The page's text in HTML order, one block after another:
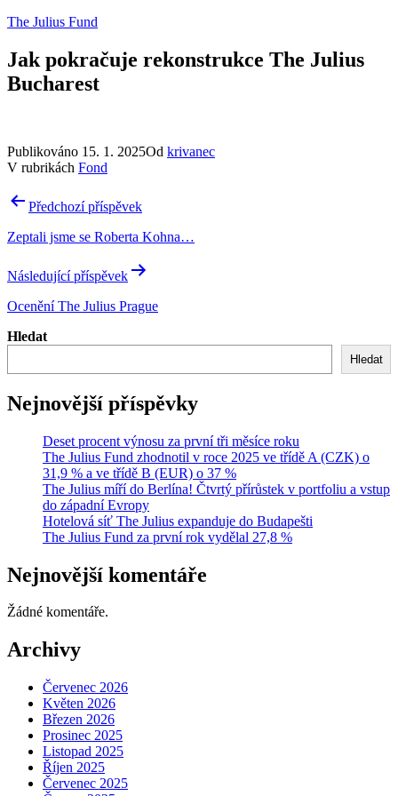
Přejít
obsahu
The Julius Fund
Jak pokračuje rekonstrukce The Julius
Bucharest
Publikováno 15. 1. 2025Od krivanec
V rubrikách Fond
Navigace
příspěvek
Předchozí příspěvek
Zeptali jsme se Roberta Kohna…
Následující příspěvek
Ocenění The Julius Prague
Hledat
Hledat
Nejnovější příspěvky
Deset procent výnosu za první tři měsíce roku
The Julius Fund zhodnotil v roce 2025 ve třídě A (CZK) o
31,9 % a ve třídě B (EUR) o 37 %
The Julius míří do Berlína! Čtvrtý přírůstek v portfoliu a vstup
do západní Evropy
Hotelová síť The Julius expanduje do Budapešti
The Julius Fund za první rok vydělal 27,8 %
Nejnovější komentáře
Žádné komentáře.
Archivy
Červenec 2026
Květen 2026
Březen 2026
Prosinec 2025
Listopad 2025
Říjen 2025
Červenec 2025